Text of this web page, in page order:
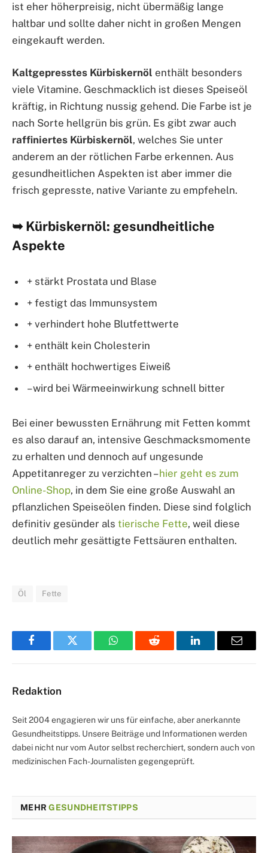
ist eher höherpreisig, nicht übermäßig lange
haltbar und sollte daher nicht in großen Mengen
eingekauft werden.
Kaltgepresstes Kürbiskernöl enthält besonders
viele Vitamine. Geschmacklich ist dieses Speiseöl
kräftig, in Richtung nussig gehend. Die Farbe ist je
nach Sorte hellgrün bis grün. Es gibt zwar auch
raffiniertes Kürbiskernöl, welches Sie unter
anderem an der rötlichen Farbe erkennen. Aus
gesundheitlichen Aspekten ist aber immer die
frisch gepresste, native Variante zu empfeheln.
➥ Kürbiskernöl: gesundheitliche
Aspekte
+ stärkt Prostata und Blase
+ festigt das Immunsystem
+ verhindert hohe Blutfettwerte
+ enthält kein Cholesterin
+ enthält hochwertiges Eiweiß
– wird bei Wärmeeinwirkung schnell bitter
Bei einer bewussten Ernährung mit Fetten kommt
es also darauf an, intensive Geschmacksmomente
zu erhalten und dennoch auf ungesunde
Appetitanreger zu verzichten –hier geht es zum
Online-Shop, in dem Sie eine große Auswahl an
pflanzlichen Speiseölen finden. Diese sind folglich
definitiv gesünder als tierische Fette, weil diese
deutlich mehr gesättigte Fettsäuren enthalten.
Öl Fette
FacebookTwitter WhatsAppReddit LinkedInEmail
Redaktion
Seit 2004 engagieren wir uns für einfache, aber anerkannte
Gesundheitstipps. Unsere Beiträge und Informationen werden
dabei nicht nur vom Autor selbst recherchiert, sondern auch von
medizinischen Fach-Journalisten gegengeprüft.
MEHRGESUNDHEITSTIPPS